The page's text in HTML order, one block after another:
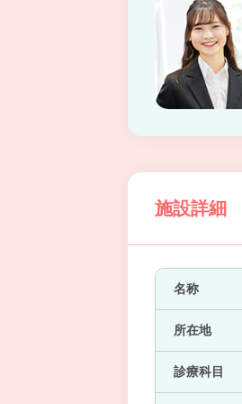
施設詳細
名称
所在地
診療科目